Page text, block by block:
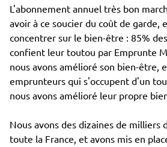
L'abonnement annuel très bon
avoir à ce soucier du coût de garde,
concentrer sur le bien-être : 85%
confient leur toutou par Emprunte
nous avons amélioré son bien-être,
emprunteurs qui s'occupent d'un
nous avons amélioré leur propre
Nous avons des dizaines de milliers
toute la France, et avons mis en